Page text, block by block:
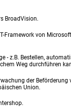
BroadVision.
Framework von
- z.B. Bestellen,
Weg durchführen
der
Union.